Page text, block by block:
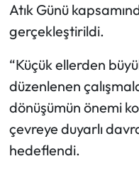
Atık Günü
gerçekleştirildi.
“Küçük ellerden
düzenlenen
dönüşümün önemi
çevreye duyarlı
hedeflendi.
Kültür Sanat
Magazin
Mecitözü